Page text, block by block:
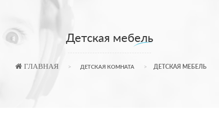
Детская мебель
ГЛАВНАЯ ДЕТСКАЯ КОМНАТА ДЕТСКАЯ МЕБЕЛЬ